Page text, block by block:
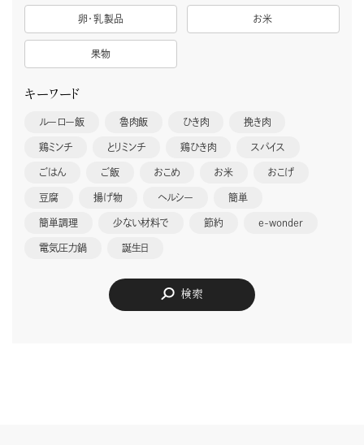
卵・乳製品 お米
果物
キーワード
ルーロー飯 魯肉飯 ひき肉 挽き肉
鶏ミンチ とりミンチ 鶏ひき肉 スパイス
ごはん ご飯 おこめ お米 おこげ
豆腐 揚げ物 ヘルシー 簡単
簡単調理 少ない材料で 節約 e-wonder
電気圧力鍋 誕生日
検索